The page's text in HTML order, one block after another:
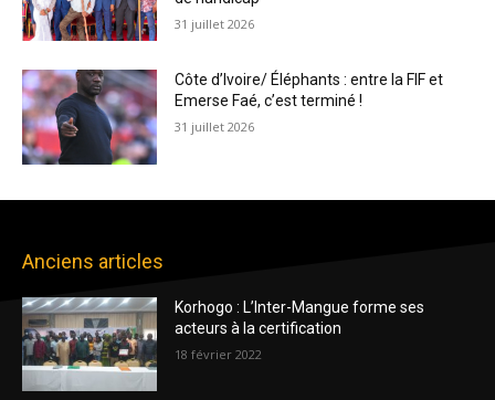
31 juillet 2026
Côte d’Ivoire/ Éléphants : entre la FIF et
Emerse Faé, c’est terminé !
31 juillet 2026
Anciens articles
Korhogo : L’Inter-Mangue forme ses
acteurs à la certification
18 février 2022